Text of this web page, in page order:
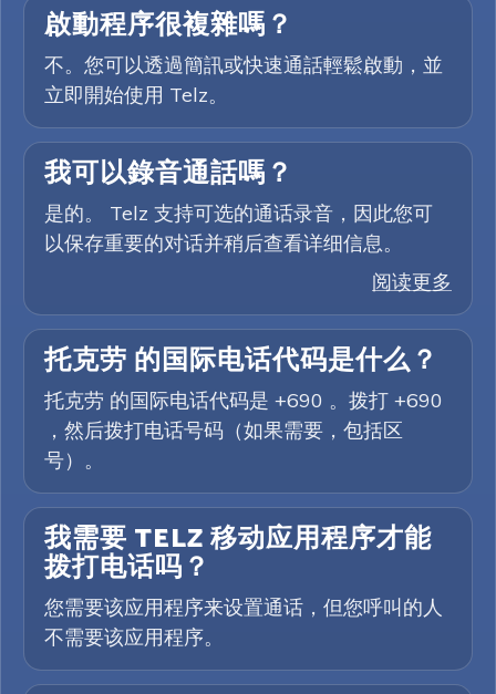
啟動程序很複雜嗎？
不。您可以透過簡訊或快速通話輕鬆啟動，並
立即開始使用 Telz。
我可以錄音通話嗎？
是的。 Telz 支持可选的通话录音，因此您可
以保存重要的对话并稍后查看详细信息。
阅读更多
托克劳 的国际电话代码是什么？
托克劳 的国际电话代码是 +690 。拨打 +690
，然后拨打电话号码（如果需要，包括区
号）。
我需要 TELZ 移动应用程序才能
拨打电话吗？
您需要该应用程序来设置通话，但您呼叫的人
不需要该应用程序。